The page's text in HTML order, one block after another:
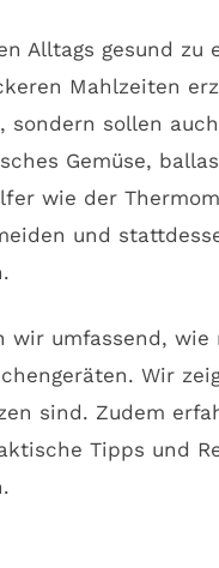
Alltags gesund zu
Mahlzeiten
sondern sollen
Gemüse,
wie der
und
wir umfassend,
Wir
sind. Zudem
Tipps und